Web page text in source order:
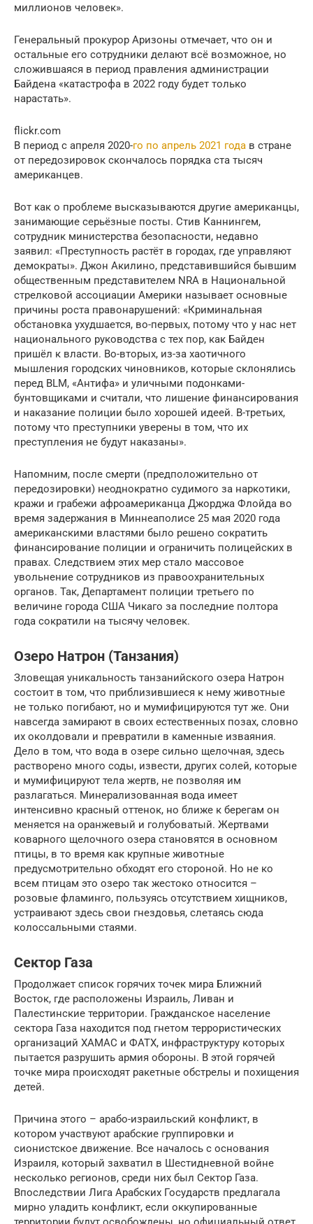
миллионов человек».
Генеральный прокурор Аризоны отмечает, что он и
остальные его сотрудники делают всё возможное, но
сложившаяся в период правления администрации
Байдена «катастрофа в 2022 году будет только
нарастать».
flickr.com
B период с апреля 2020-го по апрель 2021 года в стране
от передозировок скончалось порядка ста тысяч
американцев.
Вот как о проблеме высказываются другие американцы,
занимающие серьёзные посты. Стив Каннингем,
сотрудник министерства безопасности, недавно
заявил: «Преступность растёт в городах, где управляют
демократы». Джон Акилино, представившийся бывшим
общественным представителем NRA в Национальной
стрелковой ассоциации Америки называет основные
причины роста правонарушений: «Криминальная
обстановка ухудшается, во-первых, потому что у нас нет
национального руководства с тех пор, как Байден
пришёл к власти. Во-вторых, из-за хаотичного
мышления городских чиновников, которые склонялись
перед BLM, «Антифа» и уличными подонками-
бунтовщиками и считали, что лишение финансирования
и наказание полиции было хорошей идеей. В-третьих,
потому что преступники уверены в том, что их
преступления не будут наказаны».
Напомним, после смерти (предположительно от
передозировки) неоднократно судимого за наркотики,
кражи и грабежи афроамериканца Джорджа Флойда во
время задержания в Миннеаполисе 25 мая 2020 года
американскими властями было решено сократить
финансирование полиции и ограничить полицейских в
правах. Следствием этих мер стало массовое
увольнение сотрудников из правоохранительных
органов. Так, Департамент полиции третьего по
величине города США Чикаго за последние полтора
года сократили на тысячу человек.
Озеро Натрон (Танзания)
Зловещая уникальность танзанийского озера Натрон
состоит в том, что приблизившиеся к нему животные
не только погибают, но и мумифицируются тут же. Они
навсегда замирают в своих естественных позах, словно
их околдовали и превратили в каменные изваяния.
Дело в том, что вода в озере сильно щелочная, здесь
растворено много соды, извести, других солей, которые
и мумифицируют тела жертв, не позволяя им
разлагаться. Минерализованная вода имеет
интенсивно красный оттенок, но ближе к берегам он
меняется на оранжевый и голубоватый. Жертвами
коварного щелочного озера становятся в основном
птицы, в то время как крупные животные
предусмотрительно обходят его стороной. Но не ко
всем птицам это озеро так жестоко относится –
розовые фламинго, пользуясь отсутствием хищников,
устраивают здесь свои гнездовья, слетаясь сюда
колоссальными стаями.
Сектор Газа
Продолжает список горячих точек мира Ближний
Восток, где расположены Израиль, Ливан и
Палестинские территории. Гражданское население
сектора Газа находится под гнетом террористических
организаций ХАМАС и ФАТХ, инфраструктуру которых
пытается разрушить армия обороны. В этой горячей
точке мира происходят ракетные обстрелы и похищения
детей.
Причина этого – арабо-израильский конфликт, в
котором участвуют арабские группировки и
сионистское движение. Все началось с основания
Израиля, который захватил в Шестидневной войне
несколько регионов, среди них был Сектор Газа.
Впоследствии Лига Арабских Государств предлагала
мирно уладить конфликт, если оккупированные